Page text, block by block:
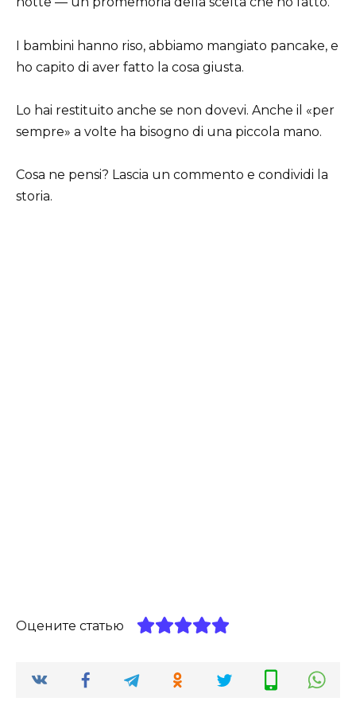
I bambini hanno riso, abbiamo mangiato pancake, e
ho capito di aver fatto la cosa giusta.
Lo hai restituito anche se non dovevi. Anche il «per
sempre» a volte ha bisogno di una piccola mano.
Cosa ne pensi? Lascia un commento e condividi la
storia.
Оцените статью